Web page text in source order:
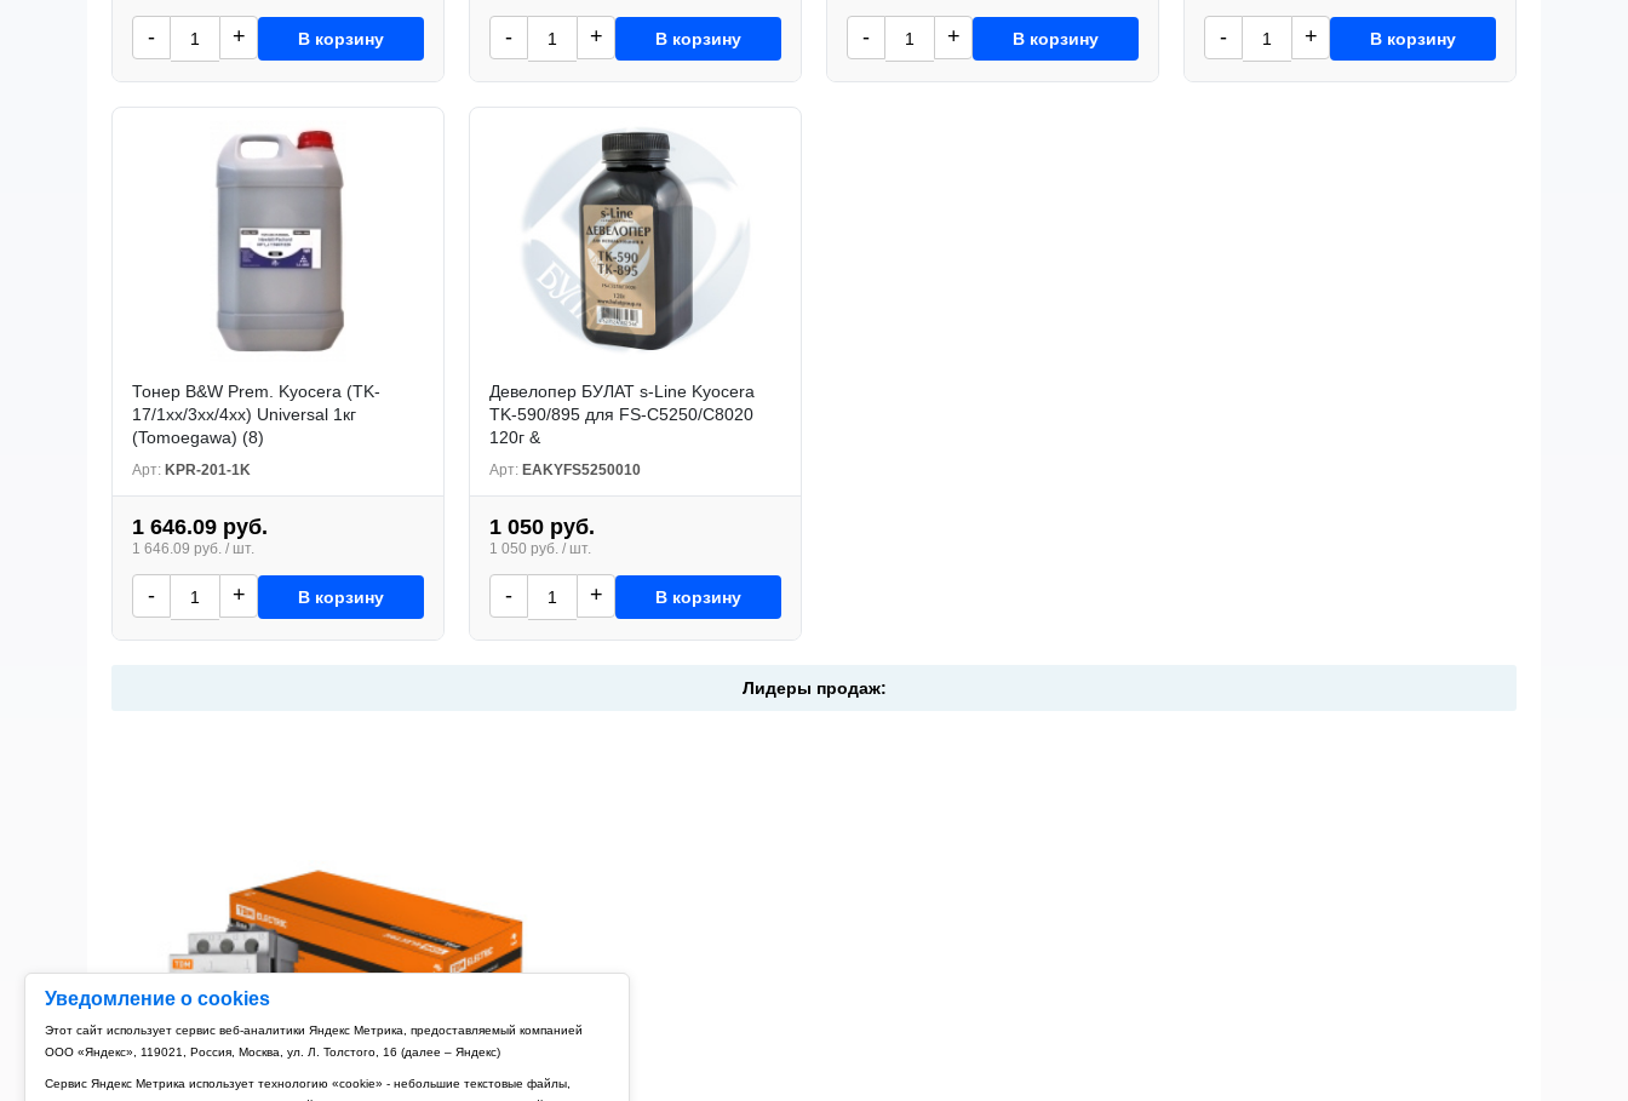
Уведомление о cookies
Этот сайт использует сервис веб-аналитики Яндекс Метрика, предоставляемый компанией
ООО «Яндекс», 119021, Россия, Москва, ул. Л. Толстого, 16 (далее – Яндекс)
Сервис Яндекс Метрика использует технологию «cookie» - небольшие текстовые файлы,
- + В корзину - + В корзину - + В корзину - + В корзину
Тонер B&W Prem. Kyocera (TK-
17/1xx/3xx/4xx) Universal 1кг
(Tomoegawa) (8)
Арт: KPR-201-1K
1 646.09 руб.
1 646.09 руб. / шт.
- + В корзину
Девелопер БУЛАТ s-Line Kyocera
TK-590/895 для FS-C5250/C8020
120г &
Арт: EAKYFS5250010
1 050 руб.
1 050 руб. / шт.
- + В корзину
Лидеры продаж: